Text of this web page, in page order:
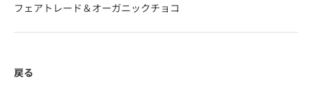
フェアトレード＆オーガニックチョコ
戻る